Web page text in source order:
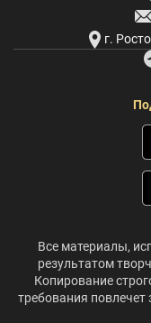
г.
Все материалы,
результатом
Копирование
требования повлечет